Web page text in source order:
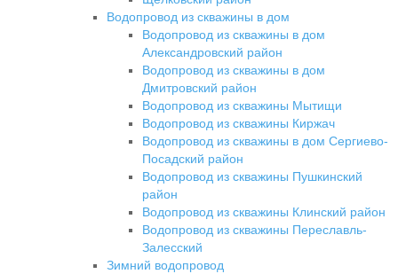
Водопровод из скважины в дом
Водопровод из скважины в дом
Александровский район
Водопровод из скважины в дом
Дмитровский район
Водопровод из скважины Мытищи
Водопровод из скважины Киржач
Водопровод из скважины в дом Сергиево-
Посадский район
Водопровод из скважины Пушкинский
район
Водопровод из скважины Клинский район
Водопровод из скважины Переславль-
Залесский
Зимний водопровод